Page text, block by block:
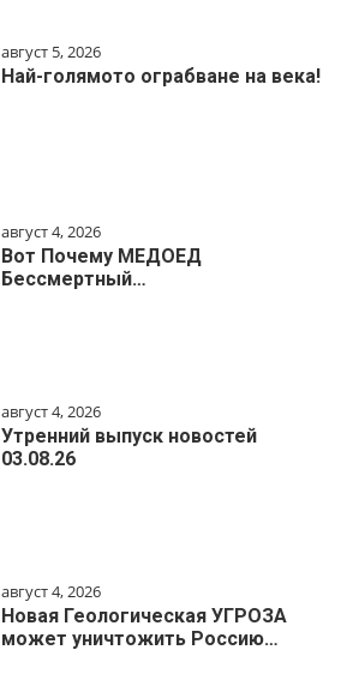
август 5, 2026
Най-голямото ограбване на века!
август 4, 2026
Вот Почему МЕДОЕД
Бессмертный…
август 4, 2026
Утренний выпуск новостей
03.08.26
август 4, 2026
Новая Геологическая УГРОЗА
может уничтожить Россию…